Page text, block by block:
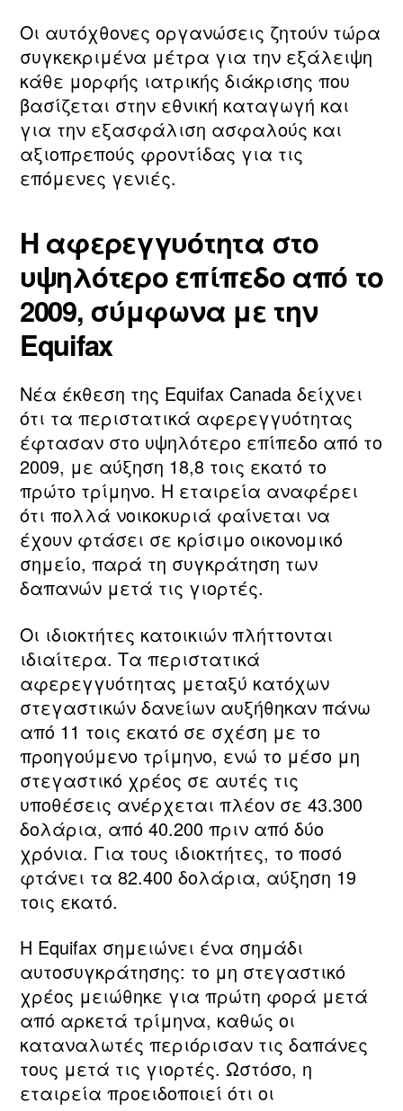
Οι αυτόχθονες οργανώσεις ζητούν τώρα
συγκεκριμένα μέτρα για την εξάλειψη
κάθε μορφής ιατρικής διάκρισης που
βασίζεται στην εθνική καταγωγή και
για την εξασφάλιση ασφαλούς και
αξιοπρεπούς φροντίδας για τις
επόμενες γενιές.
Η αφερεγγυότητα στο
υψηλότερο επίπεδο από το
2009, σύμφωνα με την
Equifax
Νέα έκθεση της Equifax Canada δείχνει
ότι τα περιστατικά αφερεγγυότητας
έφτασαν στο υψηλότερο επίπεδο από το
2009, με αύξηση 18,8 τοις εκατό το
πρώτο τρίμηνο. Η εταιρεία αναφέρει
ότι πολλά νοικοκυριά φαίνεται να
έχουν φτάσει σε κρίσιμο οικονομικό
σημείο, παρά τη συγκράτηση των
δαπανών μετά τις γιορτές.
Οι ιδιοκτήτες κατοικιών πλήττονται
ιδιαίτερα. Τα περιστατικά
αφερεγγυότητας μεταξύ κατόχων
στεγαστικών δανείων αυξήθηκαν πάνω
από 11 τοις εκατό σε σχέση με το
προηγούμενο τρίμηνο, ενώ το μέσο μη
στεγαστικό χρέος σε αυτές τις
υποθέσεις ανέρχεται πλέον σε 43.300
δολάρια, από 40.200 πριν από δύο
χρόνια. Για τους ιδιοκτήτες, το ποσό
φτάνει τα 82.400 δολάρια, αύξηση 19
τοις εκατό.
Η Equifax σημειώνει ένα σημάδι
αυτοσυγκράτησης: το μη στεγαστικό
χρέος μειώθηκε για πρώτη φορά μετά
από αρκετά τρίμηνα, καθώς οι
καταναλωτές περιόρισαν τις δαπάνες
τους μετά τις γιορτές. Ωστόσο, η
εταιρεία προειδοποιεί ότι οι